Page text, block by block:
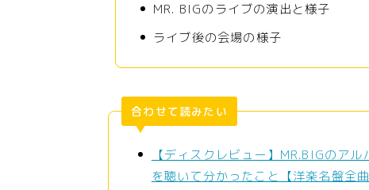
MR. BIGのライブの演出と様子
ライブ後の会場の様子
合わせて読みたい
【ディスクレビュー】MR.BIGのア
を聴いて分かったこと【洋楽名盤全曲